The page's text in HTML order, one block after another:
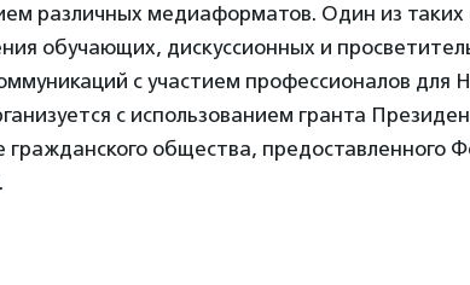
различных медиаформатов. Один из
обучающих, дискуссионных и
с участием профессионалов для
с использованием гранта
общества, предоставленного